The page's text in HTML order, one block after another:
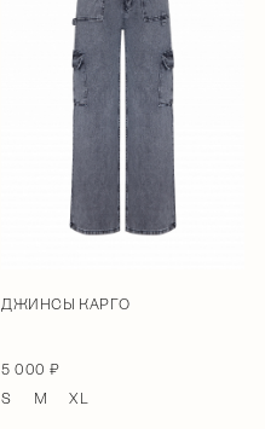
ДЖИНСЫ КАРГО
5 000 ₽
S
M XL